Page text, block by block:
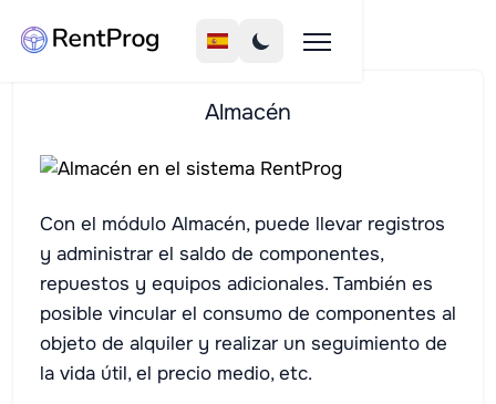
Almacén
Con el módulo Almacén, puede llevar registros
y administrar el saldo de componentes,
repuestos y equipos adicionales. También es
posible vincular el consumo de componentes al
objeto de alquiler y realizar un seguimiento de
la vida útil, el precio medio, etc.